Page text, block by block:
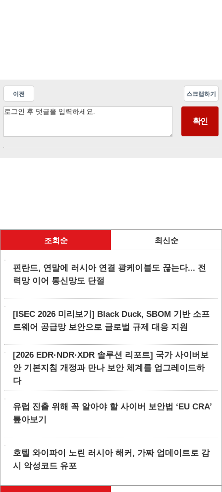
이전 스크랩하기
조회순 최신순
핀란드, 연말에 러시아 연결 광케이블도 끊는다... 전
력망 이어 통신망도 단절
[ISEC 2026 미리보기] Black Duck, SBOM 기반 소프
트웨어 공급망 보안으로 글로벌 규제 대응 지원
[2026 EDR·NDR·XDR 솔루션 리포트] 국가 사이버보
안 기본지침 개정과 만나 보안 체계를 업그레이드하
다
유럽 진출 위해 꼭 알아야 할 사이버 보안법 ‘EU CRA’
톺아보기
호텔 와이파이 노린 러시아 해커, 가짜 업데이트로 감
시 악성코드 유포